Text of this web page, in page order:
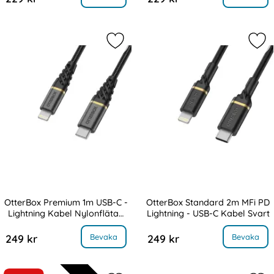
OtterBox Premium 1m USB-C -
Lightning Kabel Nylonflätad
249 kr Bevaka
Premium 1m USB-C - Lightning Kabel Nylonflätad Svart
Markera otterBox Premium 1m
OtterBox Standard 2m MFi PD
Lightning - USB-C Kabel Svart
249 kr Bevaka
, OtterBox Standard 2m MFi PD